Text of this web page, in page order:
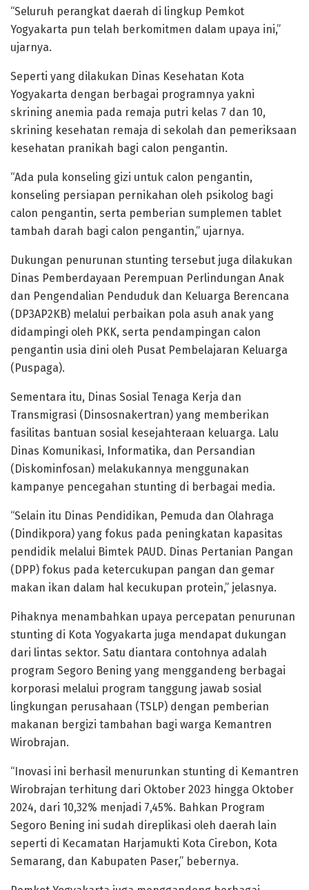
“Seluruh perangkat daerah di lingkup Pemkot
Yogyakarta pun telah berkomitmen dalam upaya ini,”
ujarnya.
Seperti yang dilakukan Dinas Kesehatan Kota
Yogyakarta dengan berbagai programnya yakni
skrining anemia pada remaja putri kelas 7 dan 10,
skrining kesehatan remaja di sekolah dan pemeriksaan
kesehatan pranikah bagi calon pengantin.
“Ada pula konseling gizi untuk calon pengantin,
konseling persiapan pernikahan oleh psikolog bagi
calon pengantin, serta pemberian sumplemen tablet
tambah darah bagi calon pengantin,” ujarnya.
Dukungan penurunan stunting tersebut juga dilakukan
Dinas Pemberdayaan Perempuan Perlindungan Anak
dan Pengendalian Penduduk dan Keluarga Berencana
(DP3AP2KB) melalui perbaikan pola asuh anak yang
didampingi oleh PKK, serta pendampingan calon
pengantin usia dini oleh Pusat Pembelajaran Keluarga
(Puspaga).
Sementara itu, Dinas Sosial Tenaga Kerja dan
Transmigrasi (Dinsosnakertran) yang memberikan
fasilitas bantuan sosial kesejahteraan keluarga. Lalu
Dinas Komunikasi, Informatika, dan Persandian
(Diskominfosan) melakukannya menggunakan
kampanye pencegahan stunting di berbagai media.
“Selain itu Dinas Pendidikan, Pemuda dan Olahraga
(Dindikpora) yang fokus pada peningkatan kapasitas
pendidik melalui Bimtek PAUD. Dinas Pertanian Pangan
(DPP) fokus pada ketercukupan pangan dan gemar
makan ikan dalam hal kecukupan protein,” jelasnya.
Pihaknya menambahkan upaya percepatan penurunan
stunting di Kota Yogyakarta juga mendapat dukungan
dari lintas sektor. Satu diantara contohnya adalah
program Segoro Bening yang menggandeng berbagai
korporasi melalui program tanggung jawab sosial
lingkungan perusahaan (TSLP) dengan pemberian
makanan bergizi tambahan bagi warga Kemantren
Wirobrajan.
“Inovasi ini berhasil menurunkan stunting di Kemantren
Wirobrajan terhitung dari Oktober 2023 hingga Oktober
2024, dari 10,32% menjadi 7,45%. Bahkan Program
Segoro Bening ini sudah direplikasi oleh daerah lain
seperti di Kecamatan Harjamukti Kota Cirebon, Kota
Semarang, dan Kabupaten Paser,” bebernya.